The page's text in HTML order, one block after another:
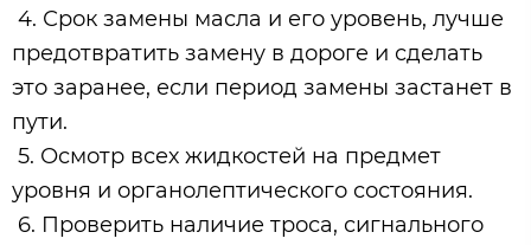
4. Срок замены масла и его уровень, лучше
предотвратить замену в дороге и сделать
это заранее, если период замены застанет в
пути.
5. Осмотр всех жидкостей на предмет
уровня и органолептического состояния.
6. Проверить наличие троса, сигнального